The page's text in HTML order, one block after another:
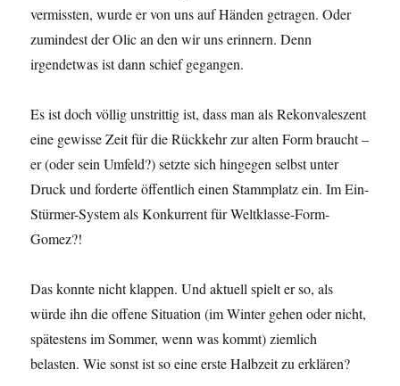
vermissten, wurde er von uns auf Händen getragen. Oder
zumindest der Olic an den wir uns erinnern. Denn
irgendetwas ist dann schief gegangen.
Es ist doch völlig unstrittig ist, dass man als Rekonvaleszent
eine gewisse Zeit für die Rückkehr zur alten Form braucht –
er (oder sein Umfeld?) setzte sich hingegen selbst unter
Druck und forderte öffentlich einen Stammplatz ein. Im Ein-
Stürmer-System als Konkurrent für Weltklasse-Form-
Gomez?!
Das konnte nicht klappen. Und aktuell spielt er so, als
würde ihn die offene Situation (im Winter gehen oder nicht,
spätestens im Sommer, wenn was kommt) ziemlich
belasten. Wie sonst ist so eine erste Halbzeit zu erklären?